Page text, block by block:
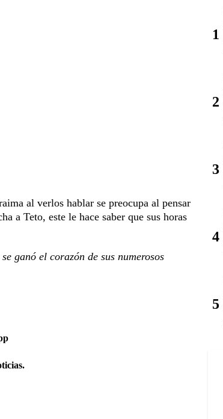
al verlos hablar se preocupa al pensar
a Teto, este le hace saber que sus horas
ganó el corazón de sus numerosos